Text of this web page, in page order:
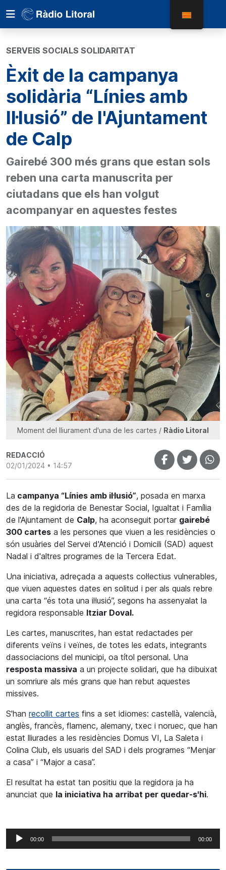
SERVEIS SOCIALS SOLIDARITAT
Èxit de la campanya
solidària “Línies amb
Il·lusió” de l'Ajuntament
de Calp
Gairebé 300 més grans que estan sols
reben una carta manuscrita per
ciutadans que els han volgut
acompanyar en aquestes festes
Moment del lliurament d'una de les cartes / Ràdio Litoral
REDACCIÓ
02/01/2024 • 14:57
La campanya “Línies amb il·lusió”, posada en marxa
des de la regidoria de Benestar Social, Igualtat i Família
de l'Ajuntament de Calp, ha aconseguit portar gairebé
300 cartes a les persones que viuen a les residències o
són usuàries del Servei d'Atenció i Domicili (SAD) aquest
Nadal i d'altres programes de la Tercera Edat.
Una iniciativa, adreçada a aquests col·lectius vulnerables,
que viuen aquestes dates en solitud i per als quals rebre
una carta “és tota una il·lusió”, segons ha assenyalat la
regidora responsable Itziar Doval.
Les cartes, manuscrites, han estat redactades per
diferents veïns i veïnes, de totes les edats, integrants
dassociacions del municipi, oa títol personal. Una
resposta massiva a un projecte solidari, que ha dibuixat
un somriure als més grans que han rebut aquestes
missives.
S'han recollit cartes fins a set idiomes: castellà, valencià,
anglès, francès, flamenc, alemany, txec i noruec, que han
estat lliurades a les residències Domus VI, La Saleta i
Colina Club, els usuaris del SAD i dels programes “Menjar
a casa” i “Major a casa”.
El resultat ha estat tan positiu que la regidora ja ha
anunciat que la iniciativa ha arribat per quedar-s'hi.
Reproductor
d'àudio
00:00 00:00